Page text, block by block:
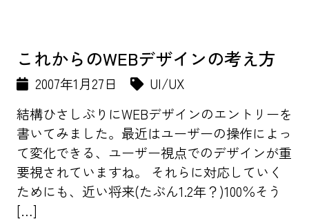
これからのWEBデザインの考え方
2007年1月27日
UI/UX
結構ひさしぶりにWEBデザインのエントリーを
書いてみました。最近はユーザーの操作によっ
て変化できる、ユーザー視点でのデザインが重
要視されていますね。 それらに対応していく
ためにも、近い将来(たぶん1.2年？)100％そう
[…]